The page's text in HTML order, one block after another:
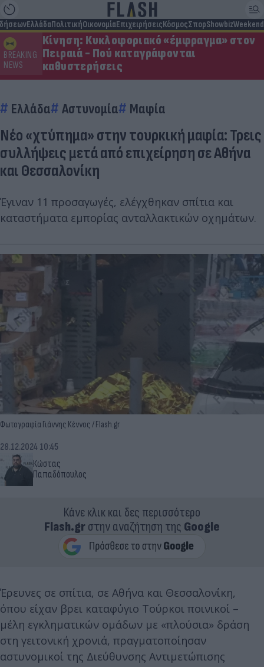
ΕλλάδαΠολιτικήΟικονομίαΕπιχειρήσειςΚόσμοςΣπορShowbizWeekend
BREAKING
NEWS
Κίνηση: Κυκλοφοριακό «έμφραγμα» στον
Πειραιά - Πού καταγράφονται
καθυστερήσεις
Ελλάδα Αστυνομία Μαφία
Νέο «χτύπημα» στην τουρκική μαφία: Τρεις
συλλήψεις μετά από επιχείρηση σε Αθήνα
και Θεσσαλονίκη
Έγιναν 11 προσαγωγές, ελέγχθηκαν σπίτια και
καταστήματα εμπορίας ανταλλακτικών οχημάτων.
Φωτογραφία Γιάννης Κέννος / Flash.gr
Κώστας
Παπαδόπουλος
28.12.2024 10:45
Κάνε κλικ και δες περισσότερο
Flash.grστην αναζήτηση της Google
Έρευνες σε σπίτια, σε Αθήνα και Θεσσαλονίκη,
όπου είχαν βρει καταφύγιο Τούρκοι ποινικοί –
μέλη εγκληματικών ομάδων με «πλούσια» δράση
στη γειτονική χρονιά, πραγματοποίησαν
αστυνομικοί της Διεύθυνσης Αντιμετώπισης